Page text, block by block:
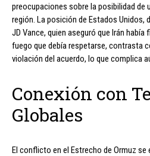
preocupaciones sobre la posibilidad
región. La posición de Estados Unidos,
JD Vance, quien aseguró que Irán
fuego que debía respetarse, contrasta
violación del acuerdo, lo que complica
Conexión con
Globales
El conflicto en el Estrecho de Ormuz se